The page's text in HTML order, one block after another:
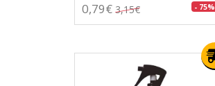
0,79€ 3,15€ - 75%